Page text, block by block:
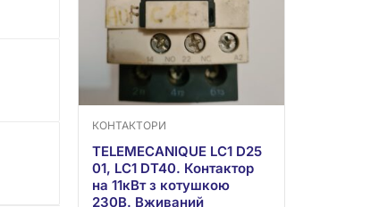
КОНТАКТОРИ
TELEMECANIQUE LC1 D25
01, LC1 DT40. Контактор
на 11кВт з котушкою
230В. Вживаний